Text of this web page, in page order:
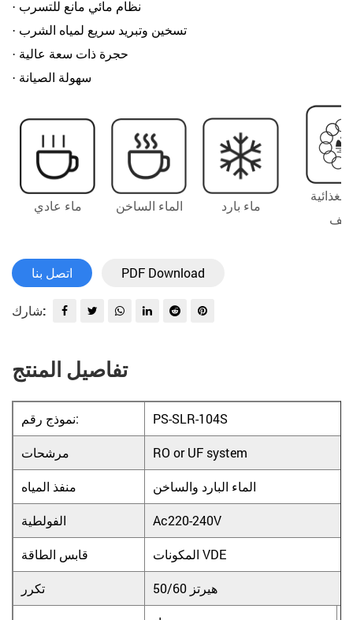
· نظام مائي مانع للتسرب
· تسخين وتبريد سريع لمياه الشرب
· حجرة ذات سعة عالية
· سهولة الصيانة
ماء عادي الماء الساخن ماء بارد
الغذائية
اتصل بنا PDF Download
شارك:
تفاصيل المنتج
نموذج رقم: PS-SLR-104S
مرشحات RO or UF system
منفذ المياه الماء البارد والساخن
الفولطية Ac220-240V
قابس الطاقة المكونات VDE
تكرر 50/60 هيرتز